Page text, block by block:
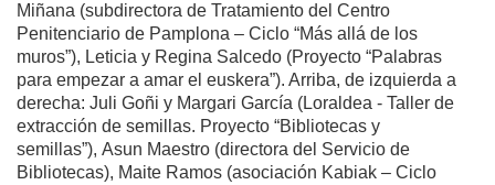
Miñana (subdirectora de Tratamiento del Centro
Penitenciario de Pamplona – Ciclo “Más allá de los
muros”), Leticia y Regina Salcedo (Proyecto “Palabras
para empezar a amar el euskera”). Arriba, de izquierda a
derecha: Juli Goñi y Margari García (Loraldea - Taller de
extracción de semillas. Proyecto “Bibliotecas y
semillas”), Asun Maestro (directora del Servicio de
Bibliotecas), Maite Ramos (asociación Kabiak – Ciclo